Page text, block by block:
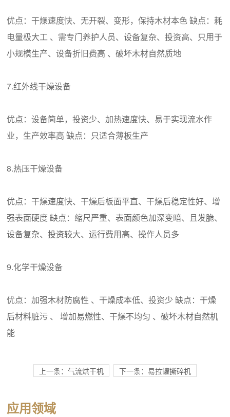
优点：干燥速度快、无开裂、变形，保持木材本色 缺点：耗
电量极大工 、需专门养护人员、设备复杂、投资高、只用于
小规模生产、设备折旧费高 、破坏木材自然质地
7.红外线干燥设备
优点：设备简单，投资少、加热速度快、易于实现流水作
业，生产效率高 缺点：只适合薄板生产
8.热压干燥设备
优点：干燥速度快、干燥后板面平直、干燥后稳定性好、增
强表面硬度 缺点：缩尺严重、表面颜色加深变暗、且发脆、
设备复杂、投资较大、运行费用高、操作人员多
9.化学干燥设备
优点：加强木材防腐性 、干燥成本低、投资少 缺点：干燥
后材料脏污 、 增加易燃性、干燥不均匀 、破坏木材自然机
能
上一条：气流烘干机 下一条：易拉罐撕碎机
应用领域